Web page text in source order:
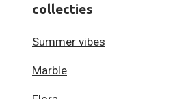
collecties
Summer vibes
Marble